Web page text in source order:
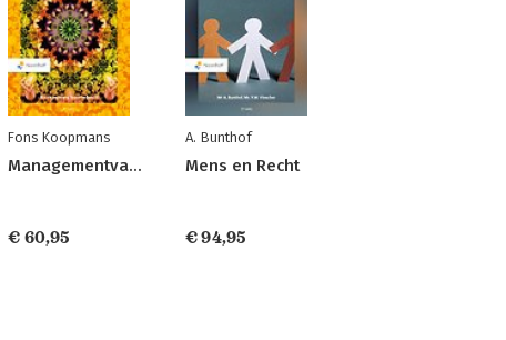
Fons Koopmans
Managementvaardigheden
€ 60,95
A. Bunthof
Mens en Recht
€ 94,95